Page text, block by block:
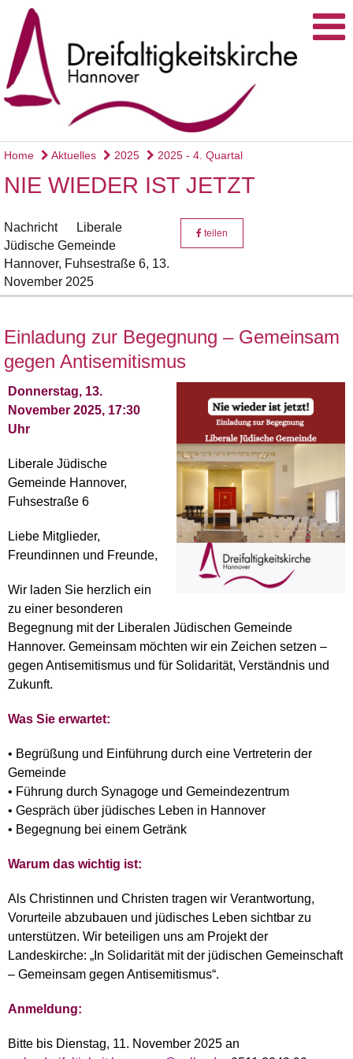
Home Aktuelles 2025 2025 - 4. Quartal
NIE WIEDER IST JETZT
Nachricht
Liberale
Jüdische Gemeinde
Hannover, Fuhsestraße 6, 13.
November 2025
teilen
Einladung zur Begegnung – Gemeinsam
gegen Antisemitismus
Donnerstag, 13.
November 2025, 17:30
Uhr
Liberale Jüdische
Gemeinde Hannover,
Fuhsestraße 6
Liebe Mitglieder,
Freundinnen und Freunde,
Wir laden Sie herzlich ein
zu einer besonderen
Begegnung mit der Liberalen Jüdischen Gemeinde
Hannover. Gemeinsam möchten wir ein Zeichen setzen –
gegen Antisemitismus und für Solidarität, Verständnis und
Zukunft.
Was Sie erwartet:
• Begrüßung und Einführung durch eine Vertreterin der
Gemeinde
• Führung durch Synagoge und Gemeindezentrum
• Gespräch über jüdisches Leben in Hannover
• Begegnung bei einem Getränk
Warum das wichtig ist:
Als Christinnen und Christen tragen wir Verantwortung,
Vorurteile abzubauen und jüdisches Leben sichtbar zu
unterstützen. Wir beteiligen uns am Projekt der
Landeskirche: „In Solidarität mit der jüdischen Gemeinschaft
– Gemeinsam gegen Antisemitismus“.
Anmeldung:
Bitte bis Dienstag, 11. November 2025 an